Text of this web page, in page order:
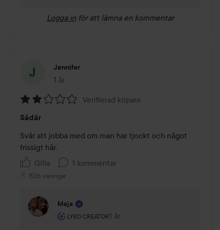
Logga in för att lämna en kommentar
Jennifer
1 år
Inlägget skapades 1 år
2
av
5
Verifierad köpare
Sådär
Svår att jobba med om man har tjockt och något
frissigt hår.
Gilla
1 kommentar
1526 visningar
Maja
LYKO CREATOR
Användarens roll: Lyko Creator.
1 år
Kommentaren lades 1 år